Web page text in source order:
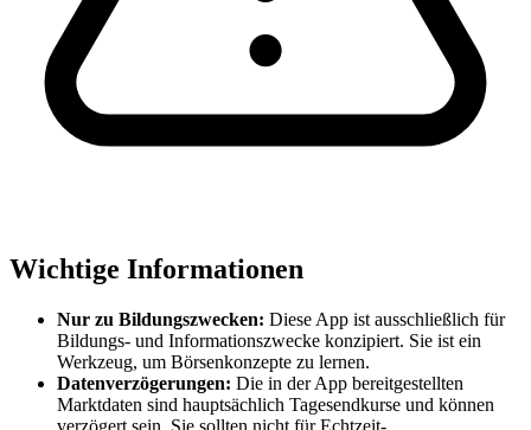
Wichtige Informationen
Nur zu Bildungszwecken: Diese App ist ausschließlich für
Bildungs- und Informationszwecke konzipiert. Sie ist ein
Werkzeug, um Börsenkonzepte zu lernen.
Datenverzögerungen: Die in der App bereitgestellten
Marktdaten sind hauptsächlich Tagesendkurse und können